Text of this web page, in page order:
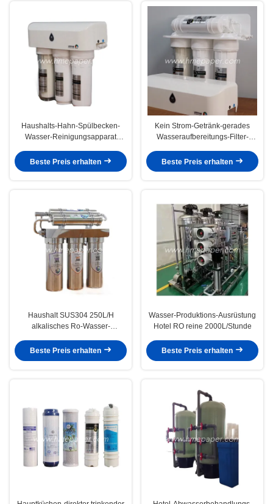
Haushalts-Hahn-Spülbecken-
Wasser-Reinigungsapparat
Beste Preis erhalten
Kein Strom-Getränk-gerades
Wasseraufbereitungs-Filter-
Beste Preis erhalten
Haushalt SUS304 250L/H
alkalisches Ro-Wasser-
Leitungswasser
Beste Preis erhalten
Wasser-Produktions-Ausrüstung
Hotel RO reine 2000L/Stunde
Beste Preis erhalten